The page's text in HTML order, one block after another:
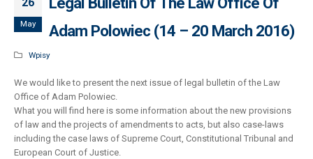
May
Adam Polowiec (14 – 20 March 2016)
Wpisy
We would like to present the next issue of legal bulletin of the Law
Office of Adam Polowiec.
What you will find here is some information about the new provisions
of law and the projects of amendments to acts, but also case-laws
including the case laws of Supreme Court, Constitutional Tribunal and
European Court of Justice.